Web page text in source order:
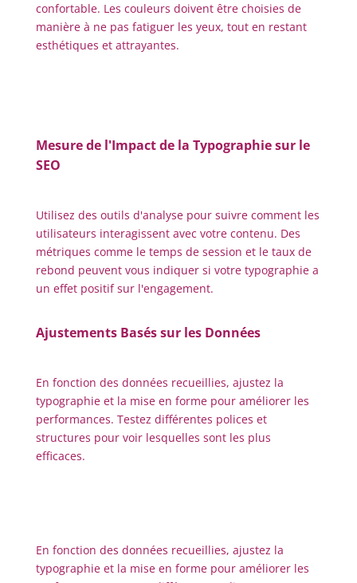
confortable. Les couleurs doivent être choisies de
manière à ne pas fatiguer les yeux, tout en restant
esthétiques et attrayantes.
Mesure de l'Impact de la Typographie sur le
SEO
Utilisez des outils d'analyse pour suivre comment les
utilisateurs interagissent avec votre contenu. Des
métriques comme le temps de session et le taux de
rebond peuvent vous indiquer si votre typographie a
un effet positif sur l'engagement.
Ajustements Basés sur les Données
En fonction des données recueillies, ajustez la
typographie et la mise en forme pour améliorer les
performances. Testez différentes polices et
structures pour voir lesquelles sont les plus
efficaces.
En fonction des données recueillies, ajustez la
typographie et la mise en forme pour améliorer les